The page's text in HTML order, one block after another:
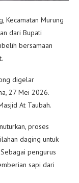
Kecamatan Murung
dari Bupati
bersamaan
digelar
27 Mei 2026.
At Taubah.
proses
daging untuk
pengurus
sapi dari